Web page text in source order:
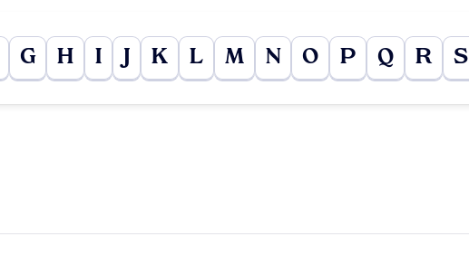
G H I K L M N O P Q R S